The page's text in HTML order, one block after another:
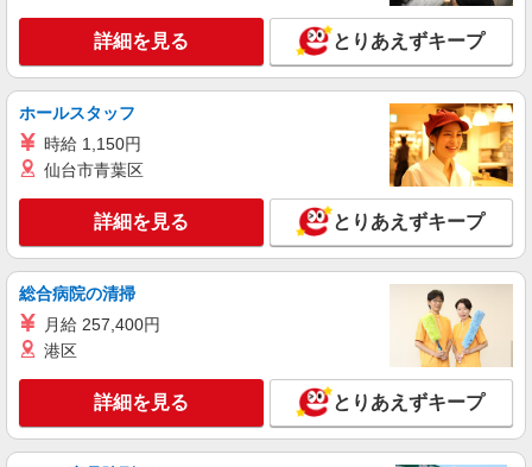
株式会社メディカル・ワン・アップ
介護職員
時給：1230円〜 ※資格経験により変動あり。
キープ 詳細を見る
派遣社員
株式会社kotrio /●KB-H-2020589
道場南口駅｜まずは送迎業務で活躍しよう◎デ
時給1450円〜2187円 ＜日払い有/週払い有/交
通費全支給(ガソリン代含む)＞
神戸市北区 最寄り：道場南口
詳細を見る とりあえずキープ
ホールスタッフ
時給 1,150円
仙台市青葉区
詳細を見る とりあえずキープ
総合病院の清掃
月給 257,400円
港区
詳細を見る とりあえずキープ